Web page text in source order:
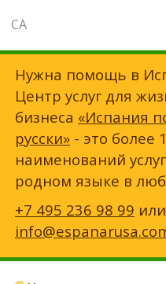
СА
Нужна помощь в
Центр услуг для
бизнеса «Испания
русски» - это более
наименований
родном языке в
+7 495 236 98 99 или